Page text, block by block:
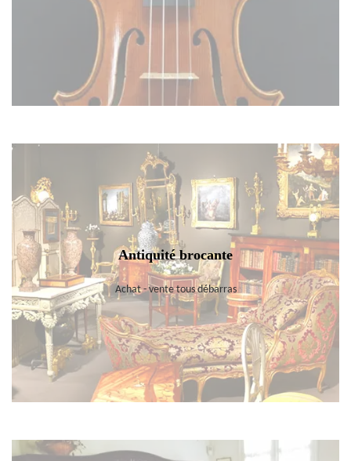
Antiquité brocante
Achat - vente tous débarras